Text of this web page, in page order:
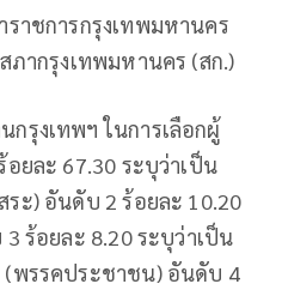
ราชการกรุงเทพมหานคร
ภากรุงเทพมหานคร (สก.)
กรุงเทพฯ ในการเลือกผู้
ยละ 67.30 ระบุว่าเป็น
ะ) อันดับ 2 ร้อยละ 10.20
ร้อยละ 8.20 ระบุว่าเป็น
(พรรคประชาชน) อันดับ 4